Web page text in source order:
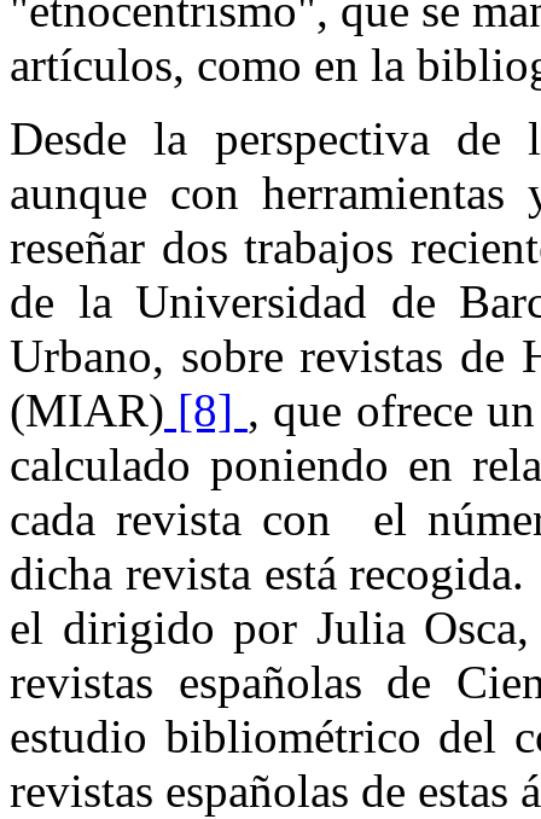
"etnocentrismo", que se
artículos, como en la
Desde la perspectiva
aunque con herramientas
reseñar dos trabajos
de la Universidad de
Urbano, sobre revistas de
(MIAR) [8] , que ofrece
calculado poniendo en
cada revista con el
dicha revista está
el dirigido por Julia Osca,
revistas españolas de
estudio bibliométrico del
revistas españolas de estas